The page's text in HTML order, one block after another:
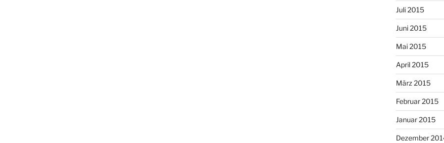
Juli 2015
Juni 2015
Mai 2015
April 2015
März 2015
Februar 2015
Januar 2015
Dezember